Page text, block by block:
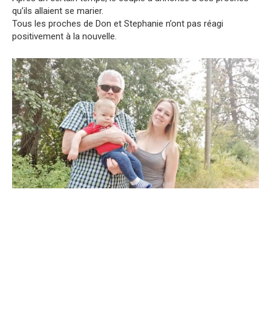
qu’ils allaient se marier.
Tous les proches de Don et Stephanie n’ont pas réagi
positivement à la nouvelle.